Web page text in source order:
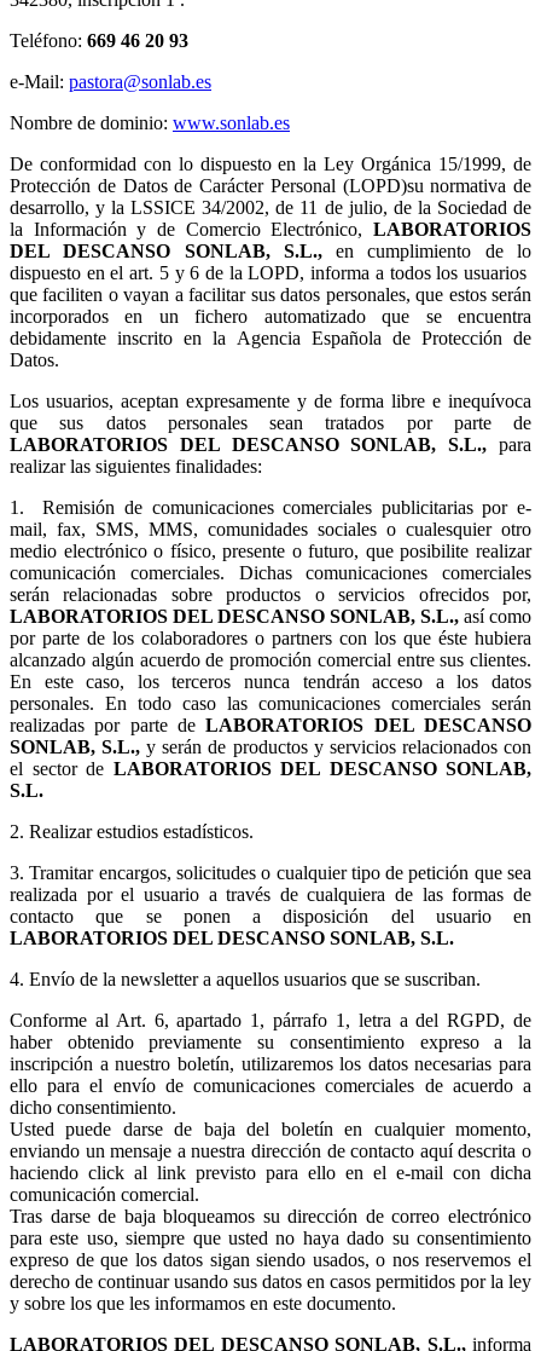
Teléfono: 669 46 20 93
e-Mail: pastora@sonlab.es
Nombre de dominio: www.sonlab.es
De conformidad con lo dispuesto en la Ley Orgánica 15/1999, de
Protección de Datos de Carácter Personal (LOPD)su normativa de
desarrollo, y la LSSICE 34/2002, de 11 de julio, de la Sociedad de
la Información y de Comercio Electrónico, LABORATORIOS
DEL DESCANSO SONLAB, S.L.,en cumplimiento de lo
dispuesto en el art. 5 y 6 de la LOPD, informa a todos los usuarios
que faciliten o vayan a facilitar sus datos personales, que estos serán
incorporados en un fichero automatizado que se encuentra
debidamente inscrito en la Agencia Española de Protección de
Datos.
Los usuarios, aceptan expresamente y de forma libre e inequívoca
que sus datos personales sean tratados por parte de
LABORATORIOS DEL DESCANSO SONLAB, S.L., para
realizar las siguientes finalidades:
1.Remisión de comunicaciones comerciales publicitarias por e-
mail, fax, SMS, MMS, comunidades sociales o cualesquier otro
medio electrónico o físico, presente o futuro, que posibilite realizar
comunicación comerciales. Dichas comunicaciones comerciales
serán relacionadas sobre productos o servicios ofrecidos por,
LABORATORIOS DEL DESCANSO SONLAB, S.L., así como
por parte de los colaboradores o partners con los que éste hubiera
alcanzado algún acuerdo de promoción comercial entre sus clientes.
En este caso, los terceros nunca tendrán acceso a los datos
personales. En todo caso las comunicaciones comerciales serán
realizadas por parte deLABORATORIOS DEL DESCANSO
SONLAB, S.L., y serán de productos y servicios relacionados con
el sector de LABORATORIOS DEL DESCANSO SONLAB,
S.L.
2. Realizar estudios estadísticos.
3.Tramitar encargos, solicitudes o cualquier tipo de petición que sea
realizada por el usuario a través de cualquiera de las formas de
contacto que se ponen a disposición del usuario en
LABORATORIOS DEL DESCANSO SONLAB, S.L.
4. Envío de la newsletter a aquellos usuarios que se suscriban.
Conforme al Art. 6, apartado 1, párrafo 1, letra a del RGPD, de
haber obtenido previamente su consentimiento expreso a la
inscripción a nuestro boletín, utilizaremos los datos necesarias para
ello para el envío de comunicaciones comerciales de acuerdo a
dicho consentimiento.
Usted puede darse de baja del boletín en cualquier momento,
enviando un mensaje a nuestra dirección de contacto aquí descrita o
haciendo click al link previsto para ello en el e-mail con dicha
comunicación comercial.
Tras darse de baja bloqueamos su dirección de correo electrónico
para este uso, siempre que usted no haya dado su consentimiento
expreso de que los datos sigan siendo usados, o nos reservemos el
derecho de continuar usando sus datos en casos permitidos por la ley
y sobre los que les informamos en este documento.
LABORATORIOS DEL DESCANSO SONLAB, S.L.,informa